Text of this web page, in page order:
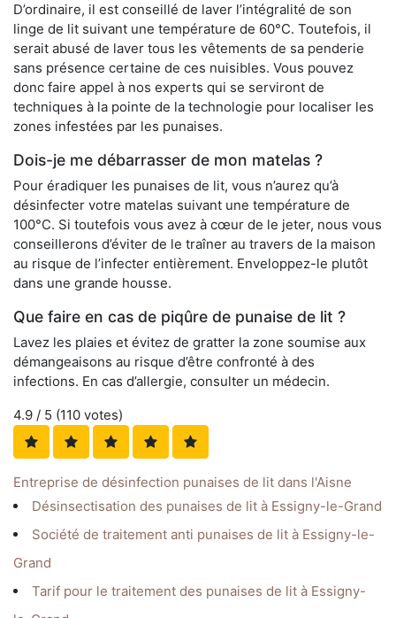
D’ordinaire, il est conseillé de laver l’intégralité de son
linge de lit suivant une température de 60°C. Toutefois, il
serait abusé de laver tous les vêtements de sa penderie
sans présence certaine de ces nuisibles. Vous pouvez
donc faire appel à nos experts qui se serviront de
techniques à la pointe de la technologie pour localiser les
zones infestées par les punaises.
Dois-je me débarrasser de mon matelas ?
Pour éradiquer les punaises de lit, vous n’aurez qu’à
désinfecter votre matelas suivant une température de
100°C. Si toutefois vous avez à cœur de le jeter, nous vous
conseillerons d’éviter de le traîner au travers de la maison
au risque de l’infecter entièrement. Enveloppez-le plutôt
dans une grande housse.
Que faire en cas de piqûre de punaise de lit ?
Lavez les plaies et évitez de gratter la zone soumise aux
démangeaisons au risque d’être confronté à des
infections. En cas d’allergie, consulter un médecin.
4.9 / 5 (110 votes)
Entreprise de désinfection punaises de lit dans l'Aisne
Désinsectisation des punaises de lit à Essigny-le-Grand
Société de traitement anti punaises de lit à Essigny-le-
Grand
Tarif pour le traitement des punaises de lit à Essigny-